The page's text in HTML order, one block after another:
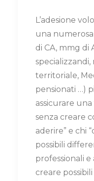
L’adesione
una
di CA, mmg di
territoriale,
pensionati …)
assicurare una
senza creare
aderire” e chi
possibili
professionali e
creare